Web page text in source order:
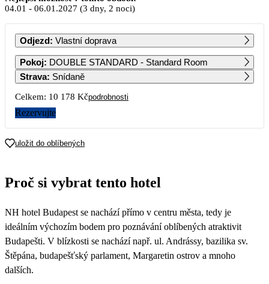
PO ÚT ST ČT PÁ SO NE
1
11 509
2
6 479
3
4
5 089
5
5 089
6
5 089
7 8 9 10
11
5 089 5 089 5 089 5 089 5 089 5 089 5 089
18 19
25
5 089
26 27 28
04.01 - 06.01.2027 (3 dny, 2 noci)
Odjezd: Vlastní doprava
Pokoj: DOUBLE STANDARD - Standard Room
Strava: Snídaně
Celkem: 10 178 Kčpodrobnosti
Rezervujte
uložit do oblíbených
Proč si vybrat tento hotel
NH hotel Budapest se nachází přímo v centru města, tedy je
ideálním výchozím bodem pro poznávání oblíbených atraktivit
Budapešti. V blízkosti se nachází např. ul. Andrássy, bazilika sv.
Štěpána, budapešťský parlament, Margaretin ostrov a mnoho
dalších.